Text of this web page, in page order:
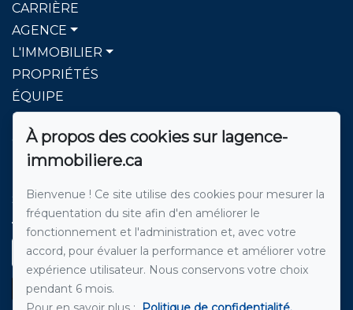
CARRIÈRE
AGENCE
L'IMMOBILIER
PROPRIÉTÉS
ÉQUIPE
BLOG
CONTACT
Sergic Québec l'agence immobilière
514 271-8222
Écrivez-nous un courriel
À propos des cookies sur lagence-
immobiliere.ca
Bienvenue ! Ce site utilise des cookies pour mesurer la
fréquentation du site afin d'en améliorer le
fonctionnement et l'administration et, avec votre
accord, pour évaluer la performance et améliorer votre
expérience utilisateur. Nous conservons votre choix
pendant 6 mois.